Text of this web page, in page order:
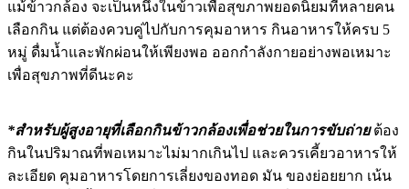
แม้ข้าวกล้อง จะเป็นหนึ่งในข้าวเพื่อสุขภาพยอดนิยมที่หลายคน
เลือกกิน แต่ต้องควบคู่ไปกับการคุมอาหาร กินอาหารให้ครบ 5
หมู่ ดื่มน้ำและพักผ่อนให้เพียงพอ ออกกำลังกายอย่างพอเหมาะ
เพื่อสุขภาพที่ดีนะคะ
*สำหรับผู้สูงอายุที่เลือกกินข้าวกล้องเพื่อช่วยในการขับถ่ายต้อง
กินในปริมาณที่พอเหมาะไม่มากเกินไป และควรเคี้ยวอาหารให้
ละเอียด คุมอาหารโดยการเลี่ยงของทอด มัน ของย่อยยาก เน้น